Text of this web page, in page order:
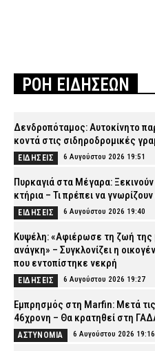
ΡΟΗ ΕΙΔΗΣΕΩΝ
Δενδροπόταμος: Αυτοκίνητο
κοντά στις σιδηροδρομικές
ΕΙΔΗΣΕΙΣ 6 Αυγούστου 2026 19:51
Πυρκαγιά στα Μέγαρα:
κτήρια – Τι πρέπει να
ΕΙΔΗΣΕΙΣ 6 Αυγούστου 2026 19:40
Κυψέλη: «Αφιέρωσε τη ζωή
ανάγκη» – Συγκλονίζει η
που εντοπίστηκε νεκρή
ΕΙΔΗΣΕΙΣ 6 Αυγούστου 2026 19:27
Εμπρησμός στη Marfin: Μετά
46χρονη – Θα κρατηθεί στη
ΑΣΤΥΝΟΜΙΑ 6 Αυγούστου 2026 19:16